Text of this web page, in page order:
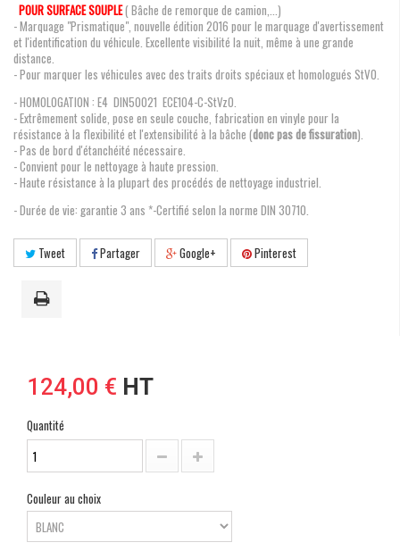
POUR SURFACE SOUPLE( Bâche de remorque de camion,...)
- Marquage "Prismatique", nouvelle édition 2016 pour le marquage d'avertissement
et l'identification du véhicule. Excellente visibilité la nuit, même à une grande
distance.
- Pour marquer les véhicules avec des traits droits spéciaux et homologués StVO.
- HOMOLOGATION : E4 DIN50021 ECE104-C-StVzO.
- Extrêmement solide, pose en seule couche, fabrication en vinyle pour la
résistance à la flexibilité et l'extensibilité à la bâche (donc pas de fissuration).
- Pas de bord d'étanchéité nécessaire.
- Convient pour le nettoyage à haute pression.
- Haute résistance à la plupart des procédés de nettoyage industriel.
- Durée de vie: garantie 3 ans *-Certifié selon la norme DIN 30710.
Tweet Partager Google+ Pinterest
124,00 € HT
Quantité
Couleur au choix